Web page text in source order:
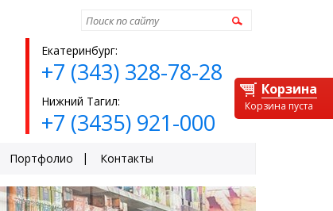
Екатеринбург:
+7 (343) 328-78-28
Нижний Тагил:
+7 (3435) 921-000
Портфолио Контакты
Корзина
Корзина пуста